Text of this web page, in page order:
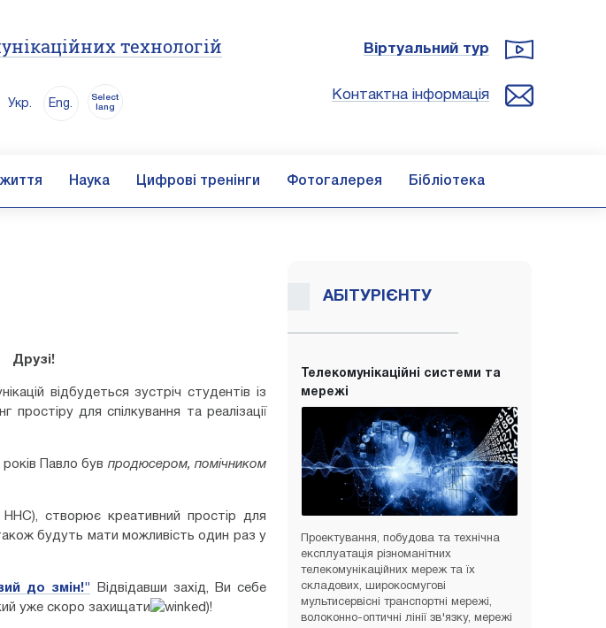
технологій
Укр. Eng.
Select
lang
Віртуальний тур
Контактна інформація
Наука Цифрові тренінги Фотогалерея Бібліотека
Друзі!
відбудеться зустріч студентів із
простіру для спілкування та реалізації
років Павло був продюсером, помічником
ННС), створює креативний простір для
будуть мати можливість один раз у
до змін!" Відвідавши захід, Ви себе
уже скоро захищати
)!
АБІТУРІЄНТУ
Телекомунікаційні системи та
мережі
Проектування, побудова та технічна
експлуатація різноманітних
телекомунікаційних мереж та їх
складових, широкосмугові
мультисервісні транспортні мережі,
волоконно-оптичні лінії зв'язку, мережі